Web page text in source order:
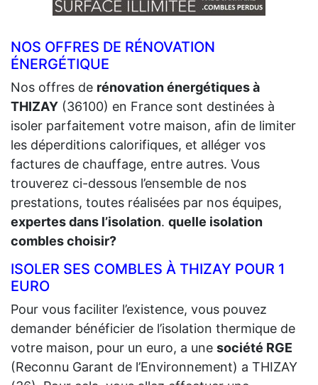
NOS OFFRES DE RÉNOVATION
ÉNERGÉTIQUE
Nos offres de rénovation énergétiques à
THIZAY (36100) en France sont destinées à
isoler parfaitement votre maison, afin de limiter
les déperditions calorifiques, et alléger vos
factures de chauffage, entre autres. Vous
trouverez ci-dessous l’ensemble de nos
prestations, toutes réalisées par nos équipes,
expertes dans l’isolation. quelle isolation
combles choisir?
ISOLER SES COMBLES À THIZAY POUR 1
EURO
Pour vous faciliter l’existence, vous pouvez
demander bénéficier de l’isolation thermique de
votre maison, pour un euro, a une société RGE
(Reconnu Garant de l’Environnement) a THIZAY